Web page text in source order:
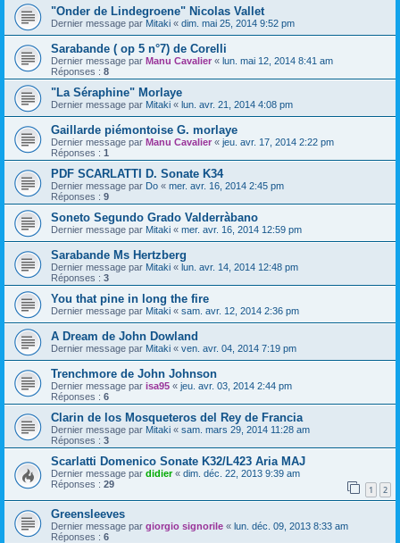
"Onder de Lindegroene" Nicolas Vallet
Dernier message par Mitaki « dim. mai 25, 2014 9:52 pm
Sarabande ( op 5 n°7) de Corelli
Dernier message par Manu Cavalier « lun. mai 12, 2014 8:41 am
Réponses : 8
"La Séraphine" Morlaye
Dernier message par Mitaki « lun. avr. 21, 2014 4:08 pm
Gaillarde piémontoise G. morlaye
Dernier message par Manu Cavalier « jeu. avr. 17, 2014 2:22 pm
Réponses : 1
PDF SCARLATTI D. Sonate K34
Dernier message par Do « mer. avr. 16, 2014 2:45 pm
Réponses : 9
Soneto Segundo Grado Valderràbano
Dernier message par Mitaki « mer. avr. 16, 2014 12:59 pm
Sarabande Ms Hertzberg
Dernier message par Mitaki « lun. avr. 14, 2014 12:48 pm
Réponses : 3
You that pine in long the fire
Dernier message par Mitaki « sam. avr. 12, 2014 2:36 pm
A Dream de John Dowland
Dernier message par Mitaki « ven. avr. 04, 2014 7:19 pm
Trenchmore de John Johnson
Dernier message par isa95 « jeu. avr. 03, 2014 2:44 pm
Réponses : 6
Clarin de los Mosqueteros del Rey de Francia
Dernier message par Mitaki « sam. mars 29, 2014 11:28 am
Réponses : 3
Scarlatti Domenico Sonate K32/L423 Aria MAJ
Dernier message par didier« dim. déc. 22, 2013 9:39 am
Réponses : 29 1 2
Greensleeves
Dernier message par giorgio signorile « lun. déc. 09, 2013 8:33 am
Réponses : 6